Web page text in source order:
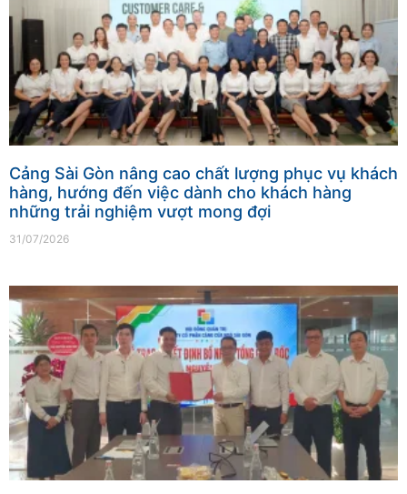
Cảng Sài Gòn nâng cao chất lượng phục vụ khách
hàng, hướng đến việc dành cho khách hàng
những trải nghiệm vượt mong đợi
31/07/2026